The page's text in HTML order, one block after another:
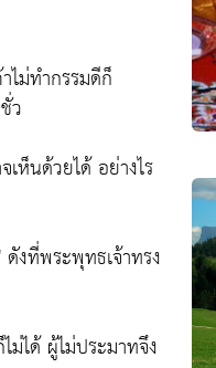
ไม่ทำกรรมดีก็
ว
ห็นด้วยได้ อย่างไร
ดังที่พระพุทธเจ้าทรง
ม่ได้ ผู้ไม่ประมาทจึง